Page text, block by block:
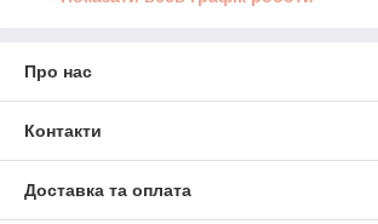
Про нас
Контакти
Доставка та оплата